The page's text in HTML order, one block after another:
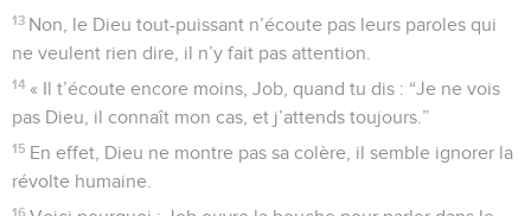
13 Non, le Dieu tout-puissant n’écoute pas leurs paroles qui
ne veulent rien dire, il n’y fait pas attention.
14 « Il t’écoute encore moins, Job, quand tu dis : “Je ne vois
pas Dieu, il connaît mon cas, et j’attends toujours.”
15 En effet, Dieu ne montre pas sa colère, il semble ignorer la
révolte humaine.
16